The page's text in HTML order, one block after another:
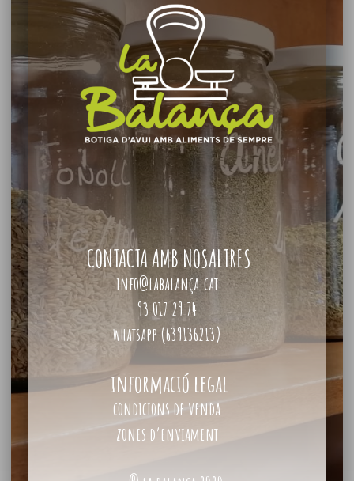
CONTACTA AMB NOSALTRES
info@labalança.cat
93 017 29 74
whatsapp (639136213)
informació legal
condicions de venda
zones d’enviament